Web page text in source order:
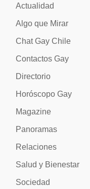
Actualidad
Algo que Mirar
Chat Gay Chile
Contactos Gay
Directorio
Horóscopo Gay
Magazine
Panoramas
Relaciones
Salud y Bienestar
Sociedad